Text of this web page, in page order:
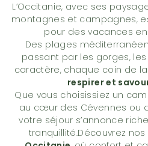
L’Occitanie, avec ses
montagnes et campagnes,
pour des vacances en
Des plages
passant par les gorges,
caractère, chaque coin de
respirer et
Que vous choisissiez un
au cœur des Cévennes ou
votre séjour s’annonce
tranquillité.Découvrez nos